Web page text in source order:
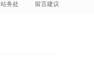
站务处 留言建议